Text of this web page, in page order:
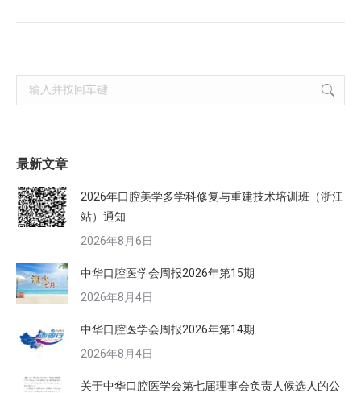
Search:
最新文章
2026年口腔美学多学科修复与重建技术培训班（浙江
站）通知
2026年8月6日
中华口腔医学会周报2026年第15期
2026年8月4日
中华口腔医学会周报2026年第14期
2026年8月4日
关于中华口腔医学会第七届理事会负责人候选人的公